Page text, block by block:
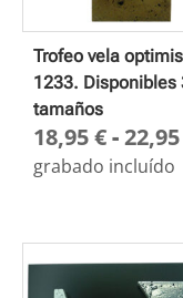
Trofeo vela
1233. Disponibles
tamaños
18,95€-22,95
grabado incluído